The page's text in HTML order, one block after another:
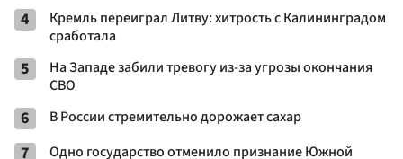
4
Кремль переиграл Литву: хитрость с Калининградом
сработала
5
На Западе забили тревогу из-за угрозы окончания
СВО
6 В России стремительно дорожает сахар
7
Одно государство отменило признание Южной